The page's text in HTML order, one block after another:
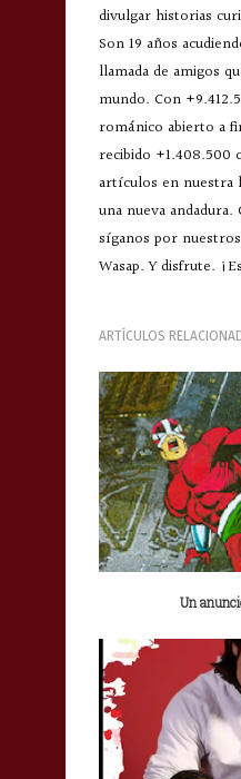
divulgar historias
Son 19 años
llamada de amigos
mundo. Con
románico abierto a
recibido +1.408.500
artículos en nuestra
una nueva
síganos por
Wasap. Y disfrute.
ARTÍCULOS
Un